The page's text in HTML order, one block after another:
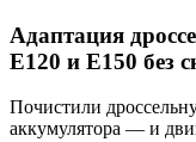
Адаптация
E120 и E150 без
Почистили
аккумулятора — и